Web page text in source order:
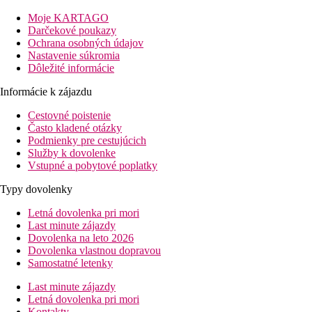
Tento 7-podlažný hotel, naposledy zrenovovaný v roku 2008, má
klimatizácia, trezor (zadarmo) a parkovisko (za poplatok). O blaho
Vozíčkarom ponúka hotel bezbariérový výťah a čiastočne
Stravovanie:
Využitie niektorých zariadení a aktivít môže byť spoplatnené
Euro/MasterCard a American Express.
Izba executive
Izby sú vybavené vykurovaním (centrálnym) a trezorom (prípadne
Izba štandard
Vzdialenosti
0 m
Centrum mesta
15 km
Vzdialenosť k pláži
Moje KARTAGO
Darčekové poukazy
Ochrana osobných údajov
Nastavenie súkromia
Dôležité informácie
Informácie k zájazdu
Cestovné poistenie
Často kladené otázky
Podmienky pre cestujúcich
Služby k dovolenke
Vstupné a pobytové poplatky
Typy dovolenky
Letná dovolenka pri mori
Last minute zájazdy
Dovolenka na leto 2026
Dovolenka vlastnou dopravou
Samostatné letenky
Last minute zájazdy
Letná dovolenka pri mori